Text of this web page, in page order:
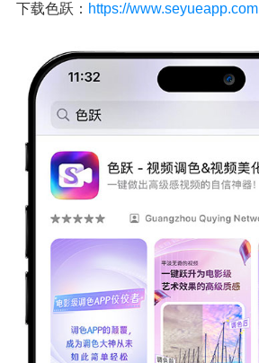
下载色跃： https://www.seyueapp.com